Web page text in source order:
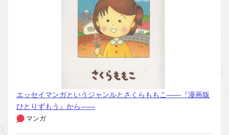
エッセイマンガというジャンルとさくらももこ――『漫画版
ひとりずもう』から――
マンガ